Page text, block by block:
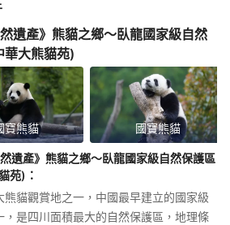
然遺產》熊貓之鄉～臥龍國家級自然
華大熊貓苑)
寶熊貓 國寶熊貓
然遺產》熊貓之鄉～臥龍國家級自然保護區
苑) ：
熊貓觀賞地之一，中國最早建立的國家級
，是四川面積最大的自然保護區，地理條